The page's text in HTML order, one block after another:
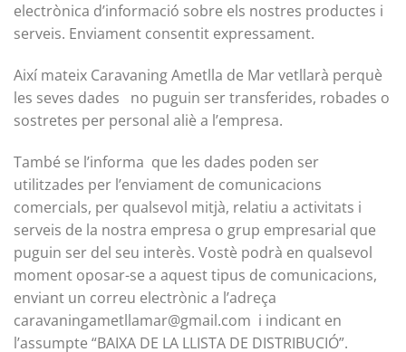
electrònica d’informació sobre els nostres productes i
serveis. Enviament consentit expressament.
Així mateix Caravaning Ametlla de Marvetllarà perquè
les seves dades no puguin ser transferides, robades o
sostretes per personal aliè a l’empresa.
També se l’informa que les dades poden ser
utilitzades per l’enviament de comunicacions
comercials, per qualsevol mitjà, relatiu a activitats i
serveis de la nostra empresa o grup empresarial que
puguin ser del seu interès. Vostè podrà en qualsevol
moment oposar-se a aquest tipus de comunicacions,
enviant un correu electrònic a l’adreça
caravaningametllamar@gmail.com i indicant en
l’assumpte “BAIXA DE LA LLISTA DE DISTRIBUCIÓ”.